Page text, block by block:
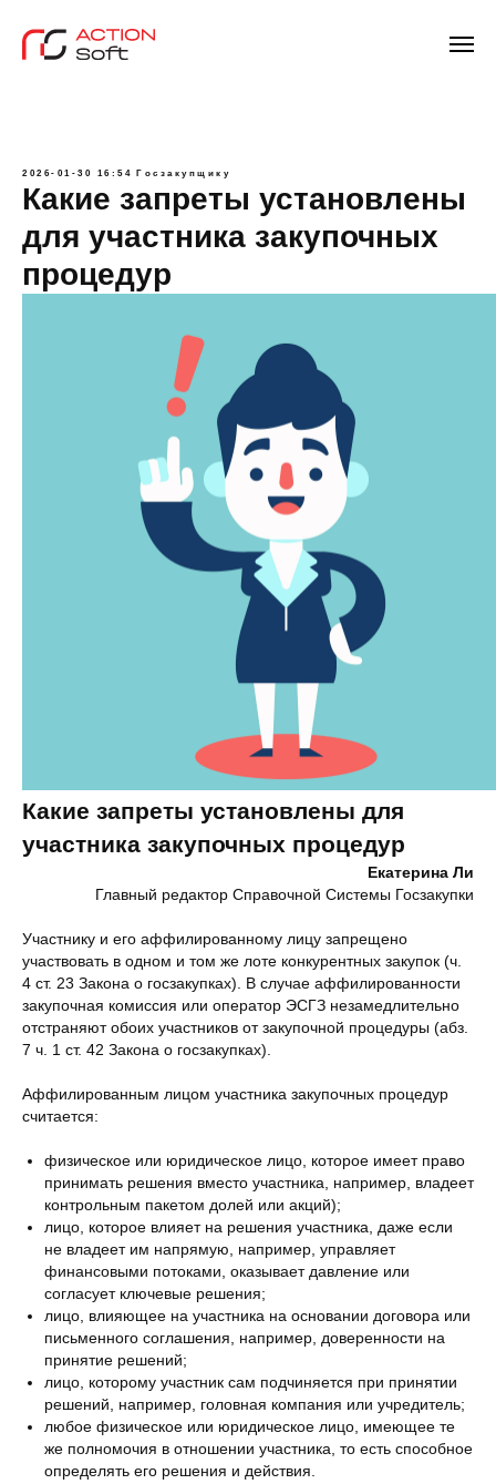
2026-01-30 16:54 Госзакупщику
Какие запреты установлены
для участника закупочных
процедур
Какие запреты установлены для
участника закупочных процедур
Екатерина Ли
Главный редактор Справочной Системы Госзакупки
Участнику и его аффилированному лицу запрещено
участвовать в одном и том же лоте конкурентных закупок (ч.
4 ст. 23 Закона о госзакупках). В случае аффилированности
закупочная комиссия или оператор ЭСГЗ незамедлительно
отстраняют обоих участников от закупочной процедуры (абз.
7 ч. 1 ст. 42 Закона о госзакупках).
Аффилированным лицом участника закупочных процедур
считается:
физическое или юридическое лицо, которое имеет право
принимать решения вместо участника, например, владеет
контрольным пакетом долей или акций);
лицо, которое влияет на решения участника, даже если
не владеет им напрямую, например, управляет
финансовыми потоками, оказывает давление или
согласует ключевые решения;
лицо, влияющее на участника на основании договора или
письменного соглашения, например, доверенности на
принятие решений;
лицо, которому участник сам подчиняется при принятии
решений, например, головная компания или учредитель;
любое физическое или юридическое лицо, имеющее те
же полномочия в отношении участника, то есть способное
определять его решения и действия.